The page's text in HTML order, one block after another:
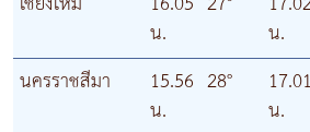
น. น.
นครราชสีมา
15.56
น.
28° 17.01
น.